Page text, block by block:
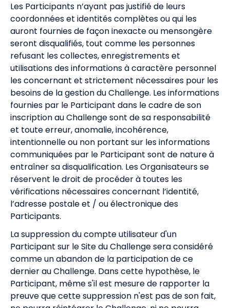
Les Participants n’ayant pas justifié de leurs
coordonnées et identités complètes ou qui les
auront fournies de façon inexacte ou mensongère
seront disqualifiés, tout comme les personnes
refusant les collectes, enregistrements et
utilisations des informations à caractère personnel
les concernant et strictement nécessaires pour les
besoins de la gestion du Challenge. Les informations
fournies par le Participant dans le cadre de son
inscription au Challenge sont de sa responsabilité
et toute erreur, anomalie, incohérence,
intentionnelle ou non portant sur les informations
communiquées par le Participant sont de nature à
entraîner sa disqualification. Les Organisateurs se
réservent le droit de procéder à toutes les
vérifications nécessaires concernant l’identité,
l’adresse postale et / ou électronique des
Participants.
La suppression du compte utilisateur d'un
Participant sur le Site du Challenge sera considéré
comme un abandon de la participation de ce
dernier au Challenge. Dans cette hypothèse, le
Participant, même s'il est mesure de rapporter la
preuve que cette suppression n'est pas de son fait,